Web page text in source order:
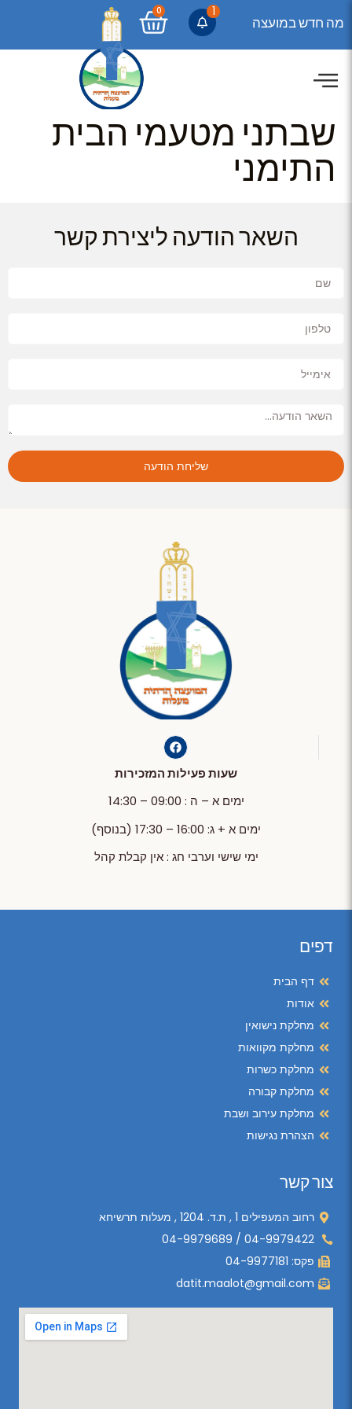
מה חדש במועצה
1
0
שבתני מטעמי הבית
התימני
השאר הודעה ליצירת קשר
שליחת הודעה
שעות פעילות המזכירות
ימים א – ה : 09:00 – 14:30
ימים א + ג: 16:00 – 17:30 (בנוסף)
ימי שישי וערבי חג : אין קבלת קהל
דפים
דף הבית
אודות
מחלקת נישואין
מחלקת מקוואות
מחלקת כשרות
מחלקת קבורה
מחלקת עירוב ושבת
הצהרת נגישות
צור קשר
רחוב המעפילים 1 , ת.ד. 1204 , מעלות תרשיחא
04-9979422 / 04-9979689
פקס: 04-9977181
datit.maalot@gmail.com